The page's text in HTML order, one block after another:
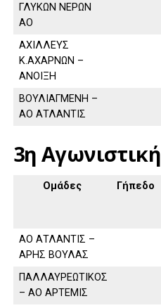
ΓΛΥΚΩΝ ΝΕΡΩΝ
ΑΟ
ΑΧΙΛΛΕΥΣ
Κ.ΑΧΑΡΝΩΝ –
ΑΝΟΙΞΗ
ΒΟΥΛΙΑΓΜΕΝΗ –
ΑΟ ΑΤΛΑΝΤΙΣ
3η Αγωνιστική
Ομάδες Γήπεδο
ΑΟ ΑΤΛΑΝΤΙΣ –
ΑΡΗΣ ΒΟΥΛΑΣ
ΠΑΛΛΑΥΡΕΩΤΙΚΟΣ
– ΑΟ ΑΡΤΕΜΙΣ